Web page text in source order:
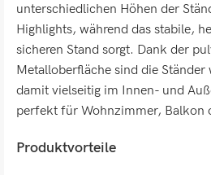
unterschiedlichen Höhen der
Highlights, während das stabile,
sicheren Stand sorgt. Dank der
Metalloberfläche sind die
damit vielseitig im Innen- und
perfekt für Wohnzimmer, Balkon
Produktvorteile